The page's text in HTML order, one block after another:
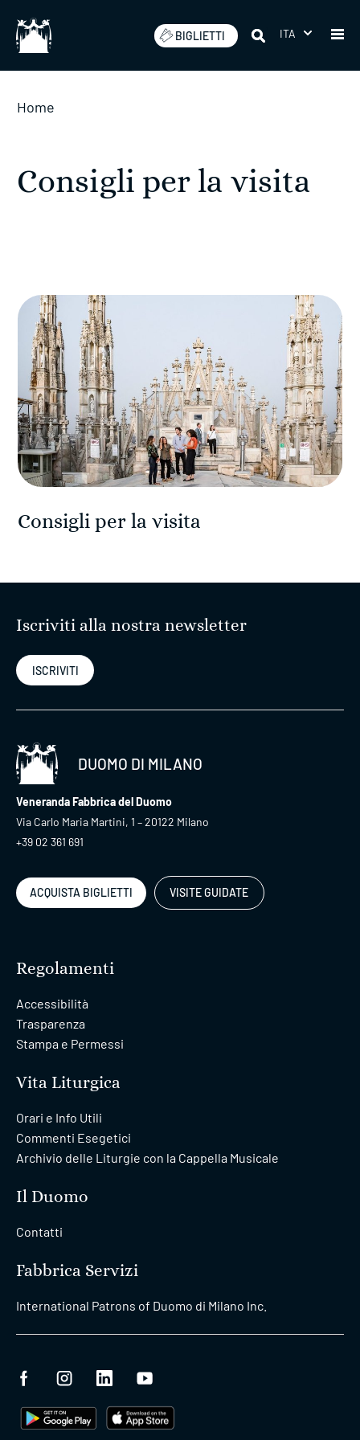
BIGLIETTI ITA
Home
Consigli per la visita
Consigli per la visita
Iscriviti alla nostra newsletter
ISCRIVITI
DUOMO DI MILANO
Veneranda Fabbrica del Duomo
Via Carlo Maria Martini, 1 – 20122 Milano
+39 02 361 691
ACQUISTA BIGLIETTI VISITE GUIDATE
Regolamenti
Accessibilità
Trasparenza
Stampa e Permessi
Vita Liturgica
Orari e Info Utili
Commenti Esegetici
Archivio delle Liturgie con la Cappella Musicale
Il Duomo
Contatti
Fabbrica Servizi
International Patrons of Duomo di Milano Inc.